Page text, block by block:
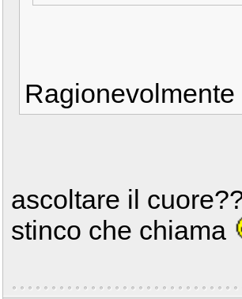
ascoltare il
stinco che chiama